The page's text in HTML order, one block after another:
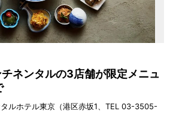
ネンタルの3店舗が限定メニュ
ルホテル東京（港区赤坂1、TEL 03-3505-